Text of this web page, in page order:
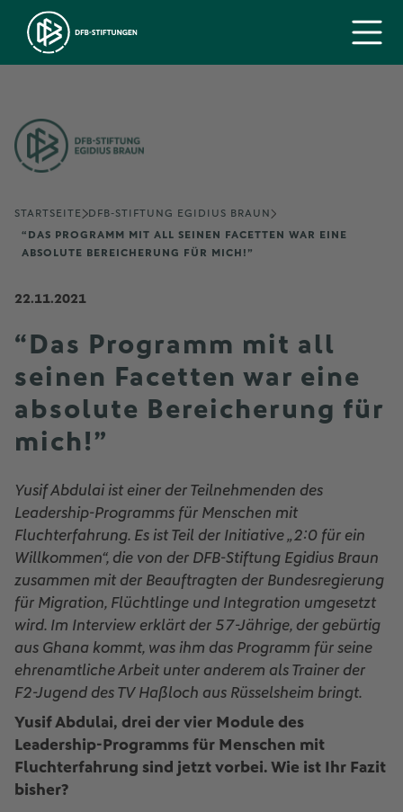
STARTSEITE
DFB-STIFTUNG EGIDIUS BRAUN
“DAS PROGRAMM MIT ALL SEINEN FACETTEN WAR EINE
ABSOLUTE BEREICHERUNG FÜR MICH!”
22.11.2021
“Das Programm mit all
seinen Facetten war eine
absolute Bereicherung für
mich!”
Yusif Abdulai ist einer der Teilnehmenden des
Leadership-Programms für Menschen mit
Fluchterfahrung. Es ist Teil der Initiative „2:0 für ein
Willkommen“, die von der DFB-Stiftung Egidius Braun
zusammen mit der Beauftragten der Bundesregierung
für Migration, Flüchtlinge und Integration umgesetzt
wird. Im Interview erklärt der 57-Jährige, der gebürtig
aus Ghana kommt, was ihm das Programm für seine
ehrenamtliche Arbeit unter anderem als Trainer der
F2-Jugend des TV Haßloch aus Rüsselsheim bringt.
Yusif Abdulai, drei der vier Module des
Leadership-Programms für Menschen mit
Fluchterfahrung sind jetzt vorbei. Wie ist Ihr Fazit
bisher?